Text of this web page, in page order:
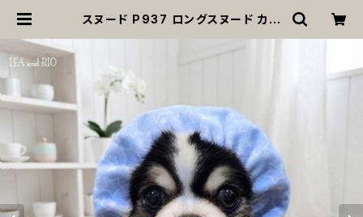
スヌード P937 ロングスヌード カチ
ゼ ドッグウェア 犬 猫 ペット 服 犬服
猫服 かわいい おしゃれ 小型犬 返品
交換不可 | MOANA